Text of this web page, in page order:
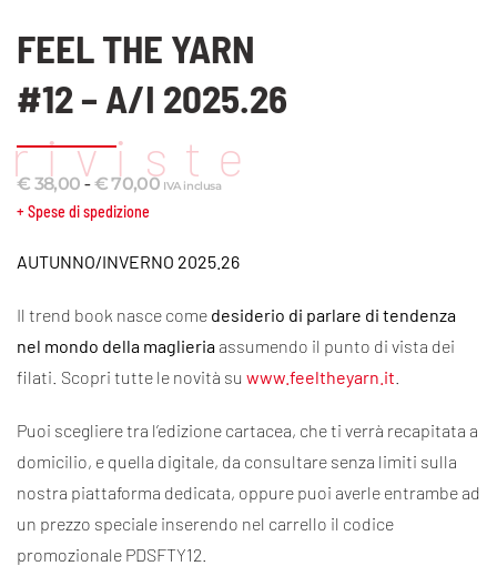
riviste
FEEL THE YARN
#12 – A/I 2025.26
€ 38,00 -€70,00Fascia
da
a
€ 70,00
IVA inclusa
+ Spese di spedizione
AUTUNNO/INVERNO 2025.26
Il trend book nasce come desiderio di parlare di tendenza
nel mondo della maglieria assumendo il punto di vista dei
filati. Scopri tutte le novità su www.feeltheyarn.it
Puoi scegliere tra l’edizione cartacea, che ti verrà recapitata a
domicilio, e quella digitale, da consultare senza limiti sulla
nostra piattaforma dedicata, oppure puoi averle entrambe ad
un prezzo speciale inserendo nel carrello il codice
promozionale PDSFTY12.